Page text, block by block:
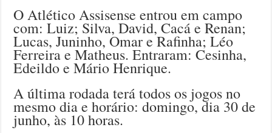
O Atlético Assisense entrou em campo
com: Luiz; Silva, David, Cacá e Renan;
Lucas, Juninho, Omar e Rafinha; Léo
Ferreira e Matheus. Entraram: Cesinha,
Edeildo e Mário Henrique.
A última rodada terá todos os jogos no
mesmo dia e horário: domingo, dia 30 de
junho, às 10 horas.